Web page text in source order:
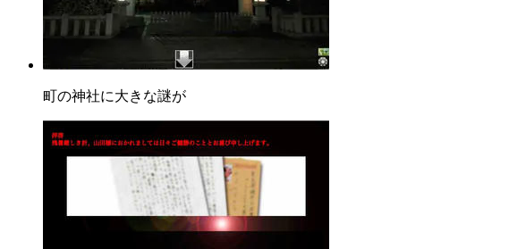
町の神社に大きな謎が